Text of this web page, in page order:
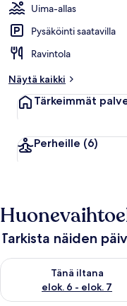
Uima-allas
Pysäköinti saatavilla
Ravintola
Näytä kaikki
Tärkeimmät
Perheille (6)
Tarkista näiden
Tänä iltana
elok. 6 - elok. 7
Tarkista tämän illan